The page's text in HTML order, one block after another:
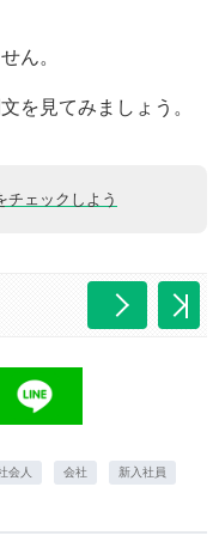
ん。
を見てみましょう。
チェックしよう
会人 会社 新入社員